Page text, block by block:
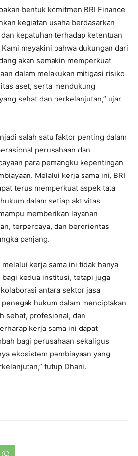
bentuk komitmen BRI Finance
kegiatan usaha berdasarkan
kepatuhan terhadap ketentuan
meyakini bahwa dukungan dari
akan semakin memperkuat
dalam melakukan mitigasi risiko
aset, serta mendukung
sehat dan berkelanjutan,” ujar
salah satu faktor penting dalam
perusahaan dan
para pemangku kepentingan
Melalui kerja sama ini, BRI
terus memperkuat aspek tata
dalam setiap aktivitas
memberikan layanan
terpercaya, dan berorientasi
panjang.
kerja sama ini tidak hanya
bagi kedua institusi, tetapi juga
antara sektor jasa
hukum dalam menciptakan
sehat, profesional, dan
kerja sama ini dapat
bagi perusahaan sekaligus
ekosistem pembiayaan yang
tutup Dhani.